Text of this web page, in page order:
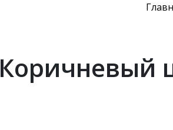
Коричневый